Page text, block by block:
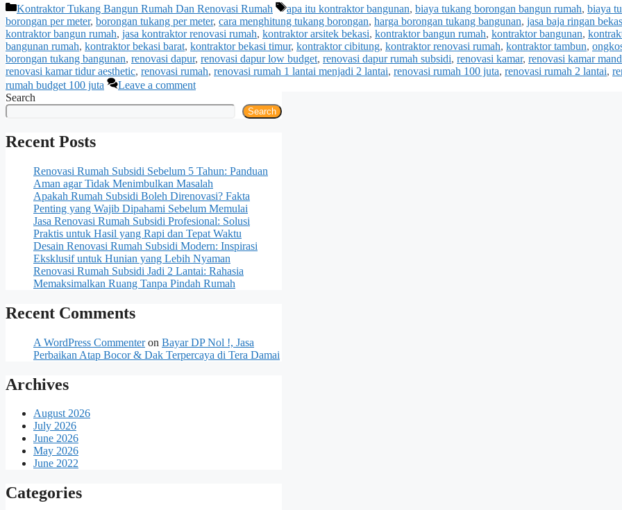
Categories
Kontraktor Tukang Bangun Rumah Dan Renovasi Rumah Tags
apa itu kontraktor bangunan, biaya tukang borongan bangun rumah, biaya
borongan per meter, borongan tukang per meter, cara menghitung tukang borongan, harga borongan tukang bangunan, jasa baja ringan
kontraktor bangun rumah, jasa kontraktor renovasi rumah, kontraktor arsitek bekasi, kontraktor bangun rumah, kontraktor bangunan,
bangunan rumah, kontraktor bekasi barat, kontraktor bekasi timur, kontraktor cibitung, kontraktor renovasi rumah, kontraktor tambun,
borongan tukang bangunan, renovasi dapur, renovasi dapur low budget, renovasi dapur rumah subsidi, renovasi kamar, renovasi kamar
renovasi kamar tidur aesthetic, renovasi rumah, renovasi rumah 1 lantai menjadi 2 lantai, renovasi rumah 100 juta, renovasi rumah 2 lantai,
rumah budget 100 juta
Leave a comment
Search
Search
Recent Posts
Renovasi Rumah Subsidi Sebelum 5 Tahun: Panduan
Aman agar Tidak Menimbulkan Masalah
Apakah Rumah Subsidi Boleh Direnovasi? Fakta
Penting yang Wajib Dipahami Sebelum Memulai
Jasa Renovasi Rumah Subsidi Profesional: Solusi
Praktis untuk Hasil yang Rapi dan Tepat Waktu
Desain Renovasi Rumah Subsidi Modern: Inspirasi
Eksklusif untuk Hunian yang Lebih Nyaman
Renovasi Rumah Subsidi Jadi 2 Lantai: Rahasia
Memaksimalkan Ruang Tanpa Pindah Rumah
Recent Comments
A WordPress Commenteron Bayar DP Nol !, Jasa
Perbaikan Atap Bocor & Dak Terpercaya di Tera Damai
Archives
August 2026
July 2026
June 2026
May 2026
June 2022
Categories